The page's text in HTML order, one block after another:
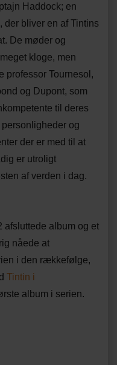
Haddock; en
der bliver en af Tintins
De møder og
kloge, men
Tournesol,
og Dupont, som
til deres
og
der er med til at
er utroligt
af verden i dag.
afsluttede album og et
nåede at
i den rækkefølge,
Tintin i
album i serien.